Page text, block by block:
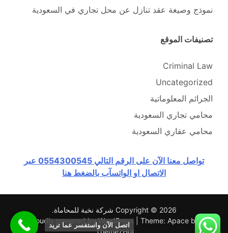
نموذج وصيغة عقد تنازل عن محل تجاري في السعودية
تصنيفات الموقع
Criminal Law
Uncategorized
الجرائم المعلوماتية
محامي تجاري السعودية
محامي عقاري السعودية
تواصل معنا الآن على الرقم التالي 0554300545 عبر
الاتصال او الواتسآب بالضغط هنا
Copyright © 2026 شركة نخبة للمحاماة.
Proudly powered by WordPress
Theme: Apace by
ThemezHut
.
اتصل الآن واستفسر عما تريد